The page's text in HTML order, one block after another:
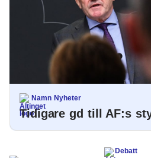
Namn Nyheter
Tidigare gd till AF:s
Debatt